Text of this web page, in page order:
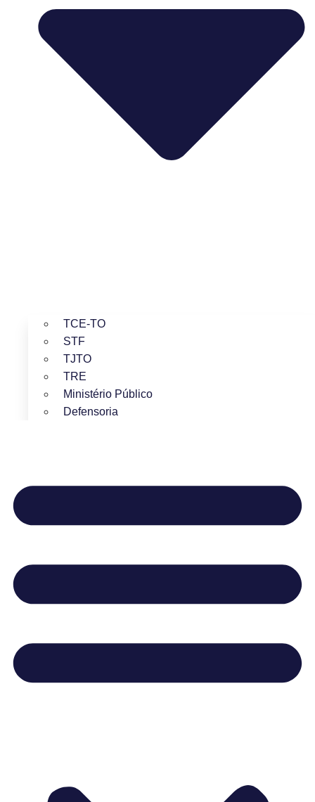
TCE-TO
STF
TJTO
TRE
Ministério Público
Defensoria